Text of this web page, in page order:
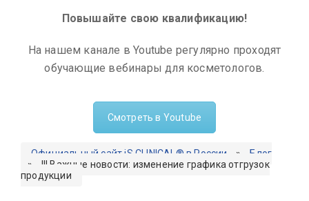
Повышайте свою квалификацию!
На нашем канале в Youtube регулярно проходят
обучающие вебинары для косметологов.
Смотреть в Youtube
Официальный сайт iS CLINICAL® в России »Блог
» !!! Важные новости: изменение графика отгрузок
продукции